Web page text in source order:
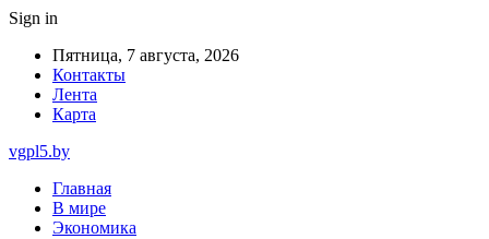
Sign in
Пятница, 7 августа, 2026
Контакты
Лента
Карта
vgpl5.by
Главная
В мире
Экономика